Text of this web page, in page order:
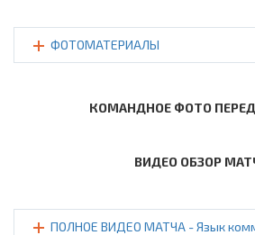
ФОТОМАТЕРИАЛЫ
КОМАНДНОЕ ФОТО
ВИДЕО ОБЗОР
ПОЛНОЕ ВИДЕО МАТЧА - Язык